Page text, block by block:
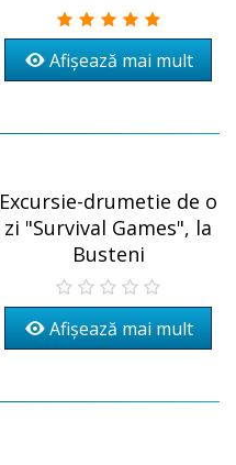
Afișează mai mult
Excursie-drumetie de o
zi "Survival Games", la
Busteni
Afișează mai mult